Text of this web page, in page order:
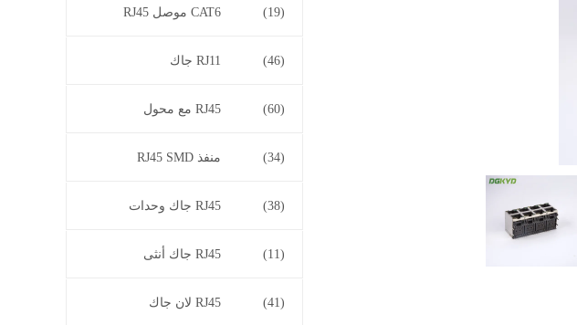
CAT6 موصل RJ45 (19)
RJ11 جاك (46)
RJ45 مع محول (60)
منفذ RJ45 SMD (34)
RJ45 جاك وحدات (38)
RJ45 جاك أنثى (11)
RJ45 لان جاك (41)